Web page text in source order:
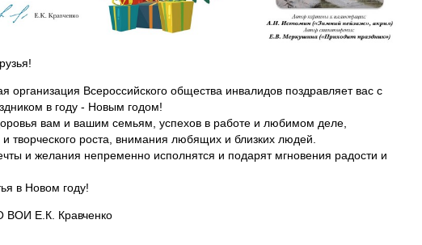
организация Всероссийского общества инвалидов поздравляет вас с
в году - Новым годом!
вам и вашим семьям, успехов в работе и любимом деле,
творческого роста, внимания любящих и близких людей.
и желания непременно исполнятся и подарят мгновения радости и
в Новом году!
ВОИ Е.К. Кравченко